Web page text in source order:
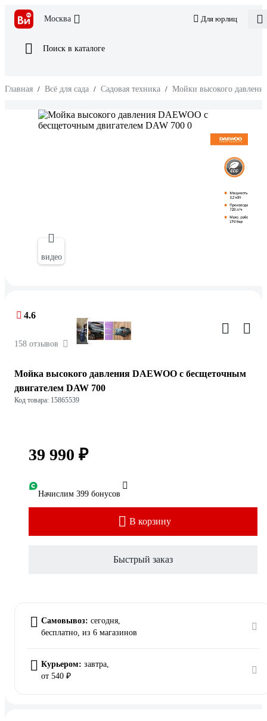
Москва Для юрлиц
Поиск в каталоге
Главная / Всё для сада / Садовая техника / Мойки высокого давления
видео
4.6
158 отзывов
Мойка высокого давления DAEWOO с бесщеточным
двигателем DAW 700
Код товара: 15865539
39 990 ₽
Начислим 399 бонусов
В корзину
Быстрый заказ
Самовывоз: сегодня,
бесплатно, из 6 магазинов
Курьером: завтра,
от 540 ₽